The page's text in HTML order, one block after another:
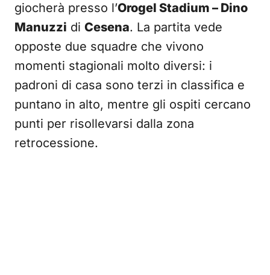
giocherà presso l’Orogel Stadium – Dino
Manuzzi di Cesena. La partita vede
opposte due squadre che vivono
momenti stagionali molto diversi: i
padroni di casa sono terzi in classifica e
puntano in alto, mentre gli ospiti cercano
punti per risollevarsi dalla zona
retrocessione.